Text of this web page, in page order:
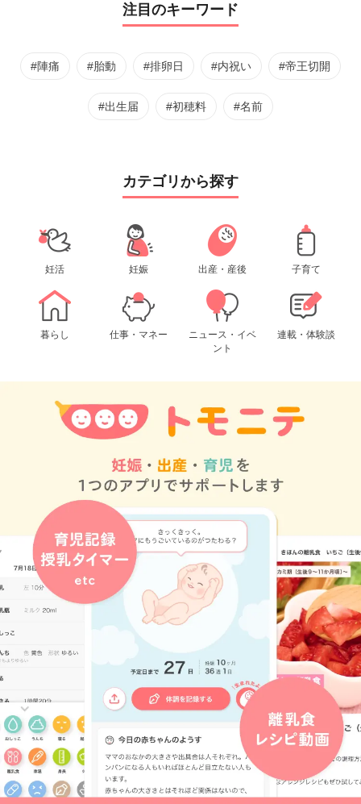
注目のキーワード
#陣痛 #胎動 #排卵日 #内祝い #帝王切開
#出生届 #初穂料 #名前
カテゴリから探す
妊活 妊娠 出産・産後 子育て
暮らし 仕事・マネー
ニュース・イベ
ント
連載・体験談